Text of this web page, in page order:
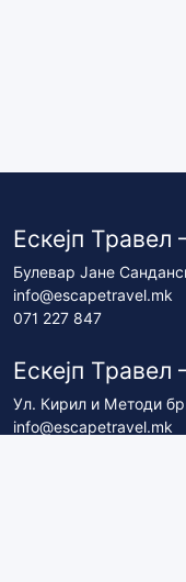
Ескејп
Булевар Јане
info@escapetravel.mk
071 227 847
Ескејп Травел
Ул. Кирил и Методи
info@escapetravel.mk